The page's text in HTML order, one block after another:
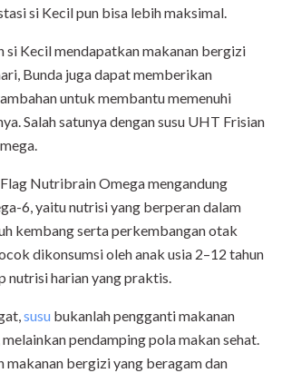
si Kecil pun bisa lebih maksimal.
si Kecil mendapatkan makanan bergizi
Bunda juga dapat memberikan
untuk membantu memenuhi
Salah satunya dengan susu UHT Frisian
Nutribrain Omega mengandung
6, yaitu nutrisi yang berperan dalam
kembang serta perkembangan otak
dikonsumsi oleh anak usia 2–12 tahun
nutrisi harian yang praktis.
susu bukanlah pengganti makanan
pendamping pola makan sehat.
makanan bergizi yang beragam dan